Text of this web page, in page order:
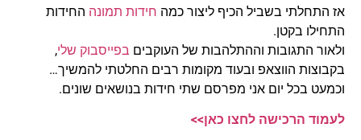
אז התחלתי בשביל הכיף ליצור כמהחידות תמונההחידות
התחילו בקטן.
ולאור התגובות וההתלהבות של העוקביםבפייסבוק שלי,
בקבוצות הווצאפ ובעוד מקומות רבים החלטתי להמשיך…
וכמעט בכל יום אני מפרסם שתי חידות בנושאים שונים.
לעמוד הרכישה לחצו כאן>>